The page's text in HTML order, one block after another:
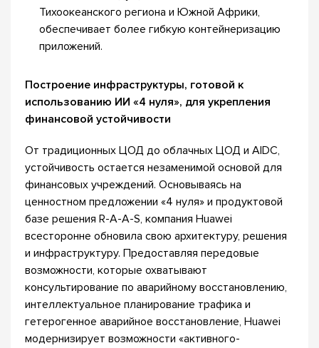
Тихоокеанского региона и Южной Африки,
обеспечивает более гибкую контейнеризацию
приложений.
Построение инфраструктуры, готовой к
использованию ИИ «4 нуля», для укрепления
финансовой устойчивости
От традиционных ЦОД до облачных ЦОД и AIDC,
устойчивость остается незаменимой основой для
финансовых учреждений. Основываясь на
ценностном предложении «4 нуля» и продуктовой
базе решения R-A-A-S, компания Huawei
всесторонне обновила свою архитектуру, решения
и инфраструктуру. Предоставляя передовые
возможности, которые охватывают
консультирование по аварийному восстановлению,
интеллектуальное планирование трафика и
гетерогенное аварийное восстановление, Huawei
модернизирует возможности «активного-